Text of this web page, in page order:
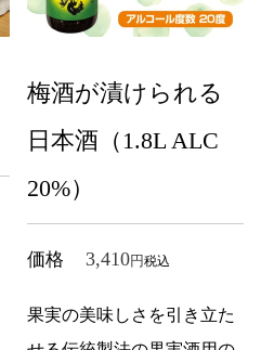
梅酒が漬けられる
日本酒（1.8L ALC
20%）
価格 3,410 税込
果実の美味しさを引き立た